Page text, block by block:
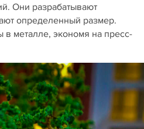
Они разрабатывают
определенный размер.
в металле, экономя на пресс-